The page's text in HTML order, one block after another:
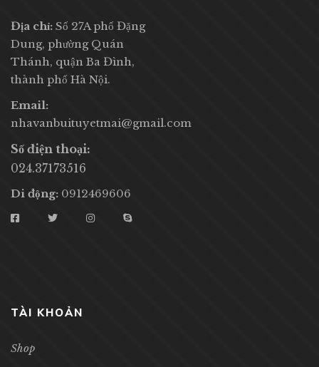
Địa chỉ: Số 27A phố Đặng
Dung, phường Quán
Thánh, quận Ba Đình,
thành phố Hà Nội.
Email:
nhavanbuituyetmai@gmail.com
Số điện thoại:
024.37173516
Di động: 0912469606
TÀI KHOẢN
Shop